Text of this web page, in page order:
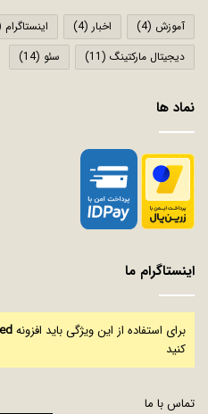
آموزش (4) اخبار (4) اینستاگرام
دیجیتال مارکتینگ (11) سئو (14)
نماد ها
اینستاگرام ما
برای استفاده از این ویژگی باید افزونه
کنید
تماس با ما